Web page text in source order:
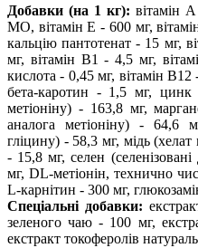
Добавки (на 1 кг): вітамін
МО, вітамін Е - 600 мг,
кальцію пантотенат - 15 мг,
мг, вітамін В1 - 4,5 мг,
кислота - 0,45 мг, вітамін
бета-каротин - 1,5 мг, цинк
метіоніну) - 163,8 мг,
аналога метіоніну) - 64,6
гліцину) - 58,3 мг, мідь (хелат
- 15,8 мг, селен
мг, DL-метіонін, технично
L-карнітин - 300 мг,
Спеціальні добавки:
зеленого чаю - 100 мг,
екстракт токоферолів